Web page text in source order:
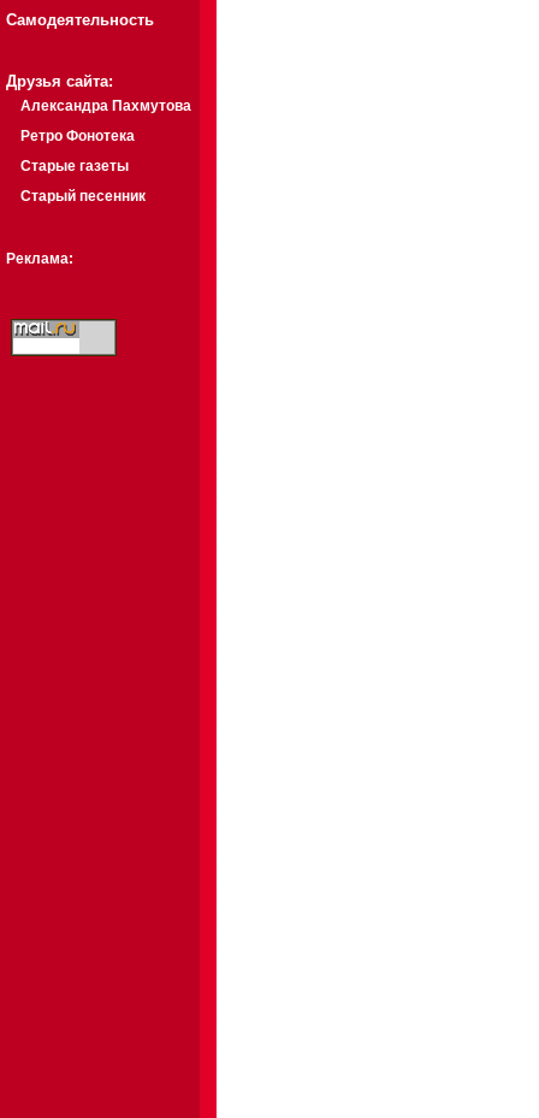
Самодеятельность
Друзья сайта:
Александра Пахмутова
Ретро Фонотека
Старые газеты
Старый песенник
Реклама: